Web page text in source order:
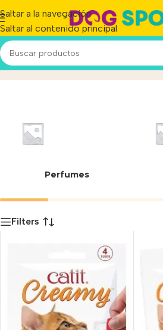
Saltar a la navegación
Saltar al contenido principal
22-375/A/IInicio/Producto
Perfumes
Filters